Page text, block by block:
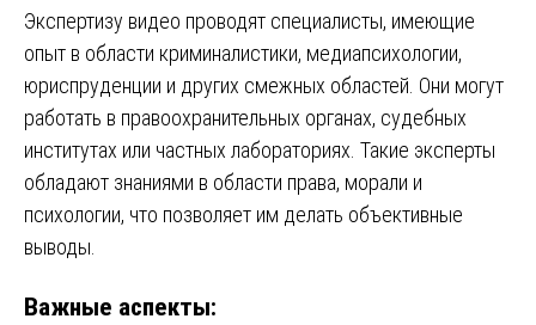
Экспертизу видео проводят специалисты, имеющие
опыт в области криминалистики, медиапсихологии,
юриспруденции и других смежных областей. Они могут
работать в правоохранительных органах, судебных
институтах или частных лабораториях. Такие эксперты
обладают знаниями в области права, морали и
психологии, что позволяет им делать объективные
выводы.
Важные аспекты: